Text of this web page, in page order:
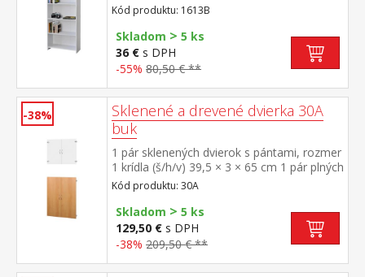
Kód produktu: 1613B
Skladom > 5 ks
36 € s DPH
-55% 80,50 € **
-38%
Sklenené a drevené dvierka 30A
buk
1 pár sklenených dvierok s pántami, rozmer
1 krídla (š/h/v) 39,5 × 3 × 65 cm 1 pár plných
dvierok s pántami, farebné prevedenie buk,
rozmer 1 krídla (š/h/v) 40 × 4 × 97
cm príslušenstvo pre knižnicu 29A uvedená
cena je za samotná dvierka s pántami bez
knižnice
Kód produktu: 30A
Skladom > 5 ks
129,50 € s DPH
-38% 209,50 € **